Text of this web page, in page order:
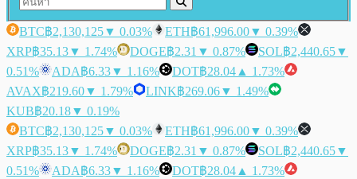
BTC฿2,130,125▼ 0.03% ETH฿61,996.00▼ 0.39%
XRP฿35.13▼ 1.74% DOGE฿2.31 ▼ 0.87% SOL฿2,440.65▼
0.51%
ADA฿6.33▼ 1.16% DOT฿28.04 ▲ 1.73%
AVAX฿219.60▼ 1.79% LINK฿269.06▼ 1.49%
KUB฿20.18▼ 0.19%
BTC฿2,130,125▼ 0.03% ETH฿61,996.00▼ 0.39%
XRP฿35.13▼ 1.74% DOGE฿2.31 ▼ 0.87% SOL฿2,440.65▼
0.51%
ADA฿6.33▼ 1.16% DOT฿28.04 ▲ 1.73%